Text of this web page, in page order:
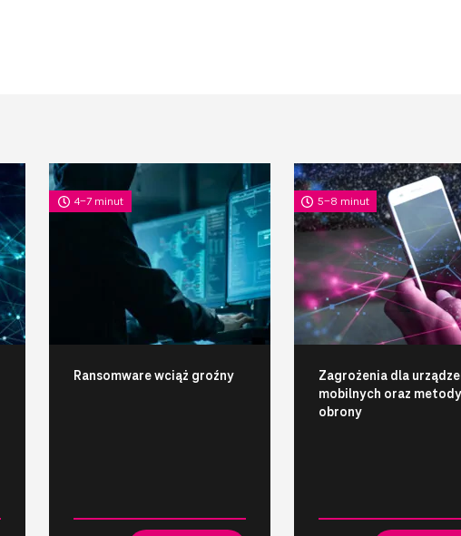
4-7 minut
Ransomware wciąż groźny
5-8 minut
Zagrożenia dla
mobilnych oraz metody
obrony